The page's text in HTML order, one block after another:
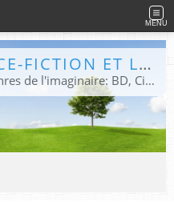
MENU
SITE SUR LA SCIENCE-FICTION ET LE FANTASTIQUE
Site sur toute la culture des genres de l'imaginaire: BD, Cinéma, Livre, Jeux, Théâtre. Présent dans les principaux festivals de film fantastique e de science-fiction, salons et conventions.